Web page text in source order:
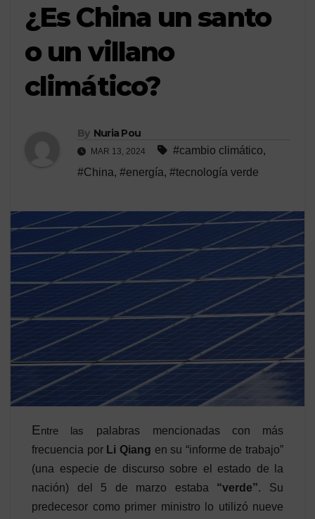
¿Es China un santo
o un villano
climático?
By Nuria Pou
MAR 13, 2024 #cambio climático,
#China, #energía, #tecnología verde
Entre las
palabras mencionadas con más
frecuencia por Li Qiang en su “informe de trabajo”
(una especie de discurso sobre el estado de la
nación) del 5 de marzo estaba “verde”. Su
predecesor como primer ministro lo utilizó nueve